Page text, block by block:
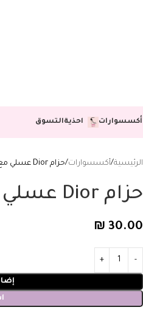
أكسسوارات احذيةالتسوق
الرئيسية أكسسوارات حزام Dior عسلي مع علبة مختوم
حزام Dior عسلي مع علبة مختوم
₪ 30.00